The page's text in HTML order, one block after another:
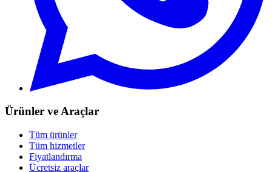
Ürünler ve Araçlar
Tüm ürünler
Tüm hizmetler
Fiyatlandırma
Ücretsiz araçlar